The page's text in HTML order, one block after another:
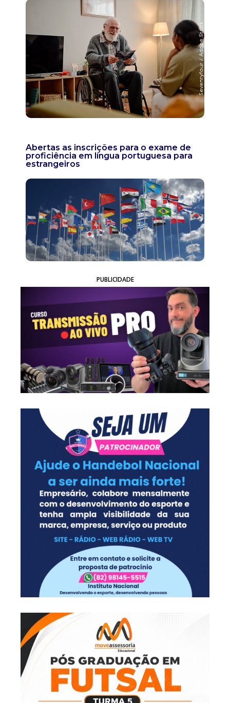
Abertas as inscrições para o exame de
proficiência em língua portuguesa para
estrangeiros
PUBLICIDADE